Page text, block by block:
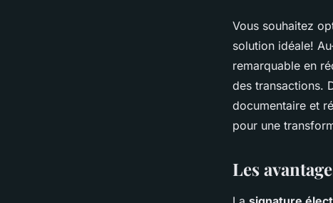
Découvrez les
signature
Vous souhaitez
solution idéale!
remarquable en
des transactions.
documentaire et
pour une
Les